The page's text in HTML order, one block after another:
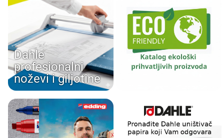
Dahle
profesionalni
noževi i giljotine